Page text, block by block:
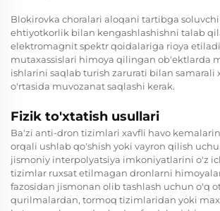
Blokirovka choralari aloqani tartibga
ehtiyotkorlik bilan kengashlashishni talab
elektromagnit spektr qoidalariga rioya
mutaxassislari himoya qilingan ob'ektlarda
ishlarini saqlab turish zarurati bilan samarali
o'rtasida muvozanat saqlashi kerak.
Fizik to'xtatish usullari
Ba'zi anti-dron tizimlari xavfli havo
orqali ushlab qo'shish yoki vayron qilish
jismoniy interpolyatsiya imkoniyatlarini o'z
tizimlar ruxsat etilmagan dronlarni
fazosidan jismonan olib tashlash uchun o'q
qurilmalardan, tormoq tizimlaridan yoki